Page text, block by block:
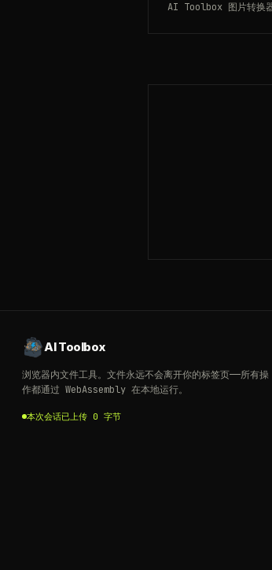
AI Toolbox 图片转换器
AI Toolbox
浏览器内文件工具。文件永远不会离开你的标签页——所有操
作都通过 WebAssembly 在本地运行。
本次会话已上传 0 字节